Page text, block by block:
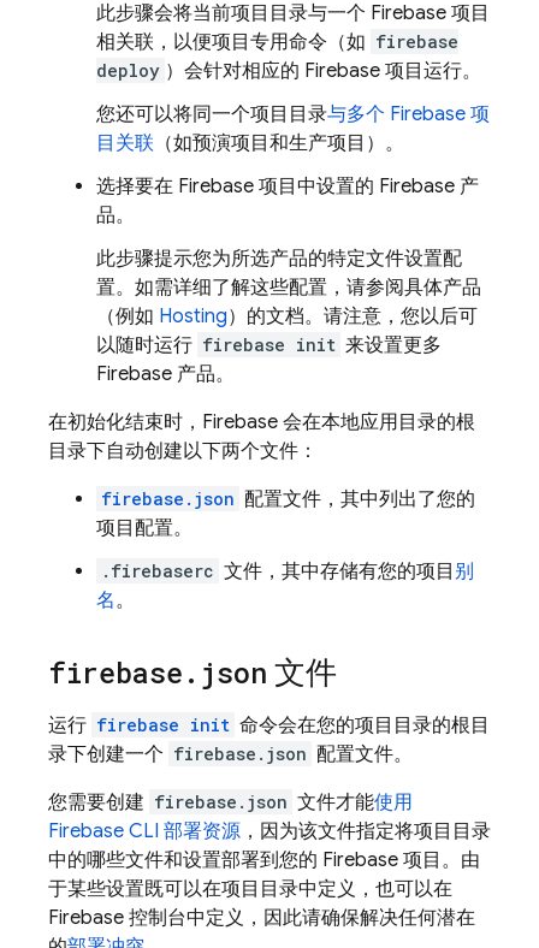
此步骤会将当前项目目录与一个 Firebase 项目
相关联，以便项目专用命令（如 firebase
deploy ）会针对相应的 Firebase 项目运行。
您还可以将同一个项目目录与多个 Firebase 项
目关联 （如预演项目和生产项目）。
选择要在 Firebase 项目中设置的 Firebase 产
品。
此步骤提示您为所选产品的特定文件设置配
置。如需详细了解这些配置，请参阅具体产品
（例如 Hosting）的文档。请注意，您以后可
以随时运行 firebase init 来设置更多
Firebase 产品。
在初始化结束时，Firebase 会在本地应用目录的根
目录下自动创建以下两个文件：
firebase.json 配置文件，其中列出了您的
项目配置。
.firebaserc 文件，其中存储有您的项目 别
名。
firebase. json 文件
运行 firebase init 命令会在您的项目目录的根目
录下创建一个 firebase.json 配置文件。
您需要创建 firebase.json 文件才能使用
Firebase CLI 部署资源 ，因为该文件指定将项目目录
中的哪些文件和设置部署到您的 Firebase 项目。由
于某些设置既可以在项目目录中定义，也可以在
Firebase 控制台中定义，因此请确保解决任何潜在